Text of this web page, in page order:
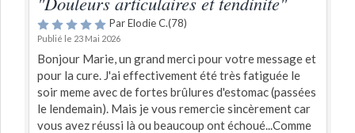
Par Elodie C.(78)
Publié le 23 Mai 2026
Bonjour Marie, un grand merci pour votre message et
pour la cure. J'ai effectivement été très fatiguée le
soir meme avec de fortes brûlures d'estomac (passées
le lendemain). Mais je vous remercie sincèrement car
vous avez réussi là ou beaucoup ont échoué...Comme